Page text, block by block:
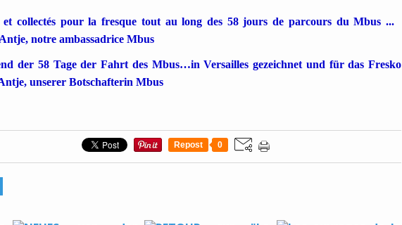
et collectés pour la fresque tout au long des 58 jours de parcours du Mbus ...
notre ambassadrice Mbus
der 58 Tage der Fahrt des Mbus…in Versailles gezeichnet und für das Fresko
unserer Botschafterin Mbus
Repost 0